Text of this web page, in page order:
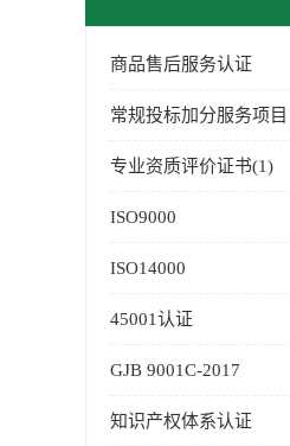
商品售后服务认证
常规投标加分服务项目
专业资质评价证书(1)
ISO9000
ISO14000
45001认证
GJB 9001C-2017
知识产权体系认证